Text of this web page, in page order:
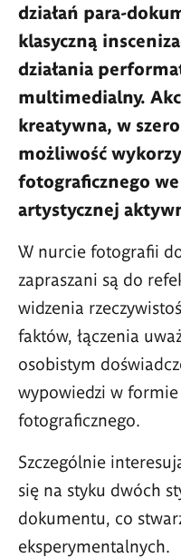
działań para-
klasyczną
działania
multimedialny.
kreatywna, w
możliwość
fotograficznego
artystycznej
W nurcie fotografii
zapraszani są do
widzenia
faktów, łączenia
osobistym
wypowiedzi w
fotograficznego.
Szczególnie
się na styku dwóch
dokumentu, co
eksperymentalnych.